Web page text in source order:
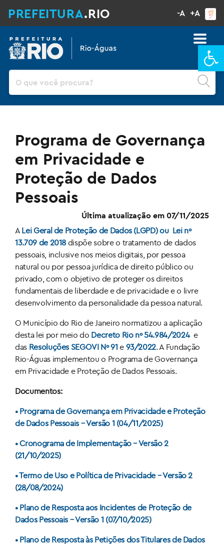
PREFEITURA.RIO -A +A
Programa de Governança
em Privacidade e
Proteção de Dados
Pessoais
Última atualização em 07/11/2025
A Lei Geral de Proteção de Dados (LGPD) ou Lei nº
13.709 de 2018 dispõe sobre o tratamento de dados
pessoais, inclusive nos meios digitais, por pessoa
natural ou por pessoa jurídica de direito público ou
privado, com o objetivo de proteger os direitos
fundamentais de liberdade e de privacidade e o livre
desenvolvimento da personalidade da pessoa natural.
O Município do Rio de Janeiro normatizou a aplicação
desta lei por meio do Decreto Rio nº 54.984/2024 e
das Resoluções SEGOVI Nº 91 e 93/2022. A Fundação
Rio-Águas implementou o Programa de Governança
em Privacidade e Proteção de Dados Pessoais.
Documentos:
• Programa de Governança em Privacidade e Proteção
de Dados Pessoais – Versão 1 (04/11/2025)
• Cronograma de Implementação – Versão 2
(21/10/2025)
• Termo de Uso e Política de Privacidade – Versão 2
(28/08/2024)
• Plano de Resposta aos Incidentes de Proteção de
Dados Pessoais – Versão 1 (07/10/2025)
• Plano de Resposta às Petições dos Titulares de Dados